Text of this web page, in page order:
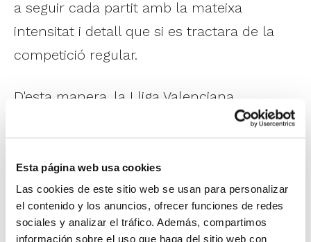
Esta página web usa cookies
Las cookies de este sitio web se usan para personalizar
el contenido y los anuncios, ofrecer funciones de redes
sociales y analizar el tráfico. Además, compartimos
información sobre el uso que haga del sitio web con
a seguir cada partit amb la mateixa
intensitat i detall que si es tractara de la
competició regular.
D'esta manera, la Lliga Valenciana
el rodatge esportiu amb una experiència
especial i plenament adaptada a les
exigències de la Lliga.